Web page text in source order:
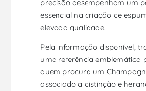
precisão desempenham um
essencial na criação de
elevada qualidade.
Pela informação disponível,
uma referência emblemática
quem procura um
associado a distinção e